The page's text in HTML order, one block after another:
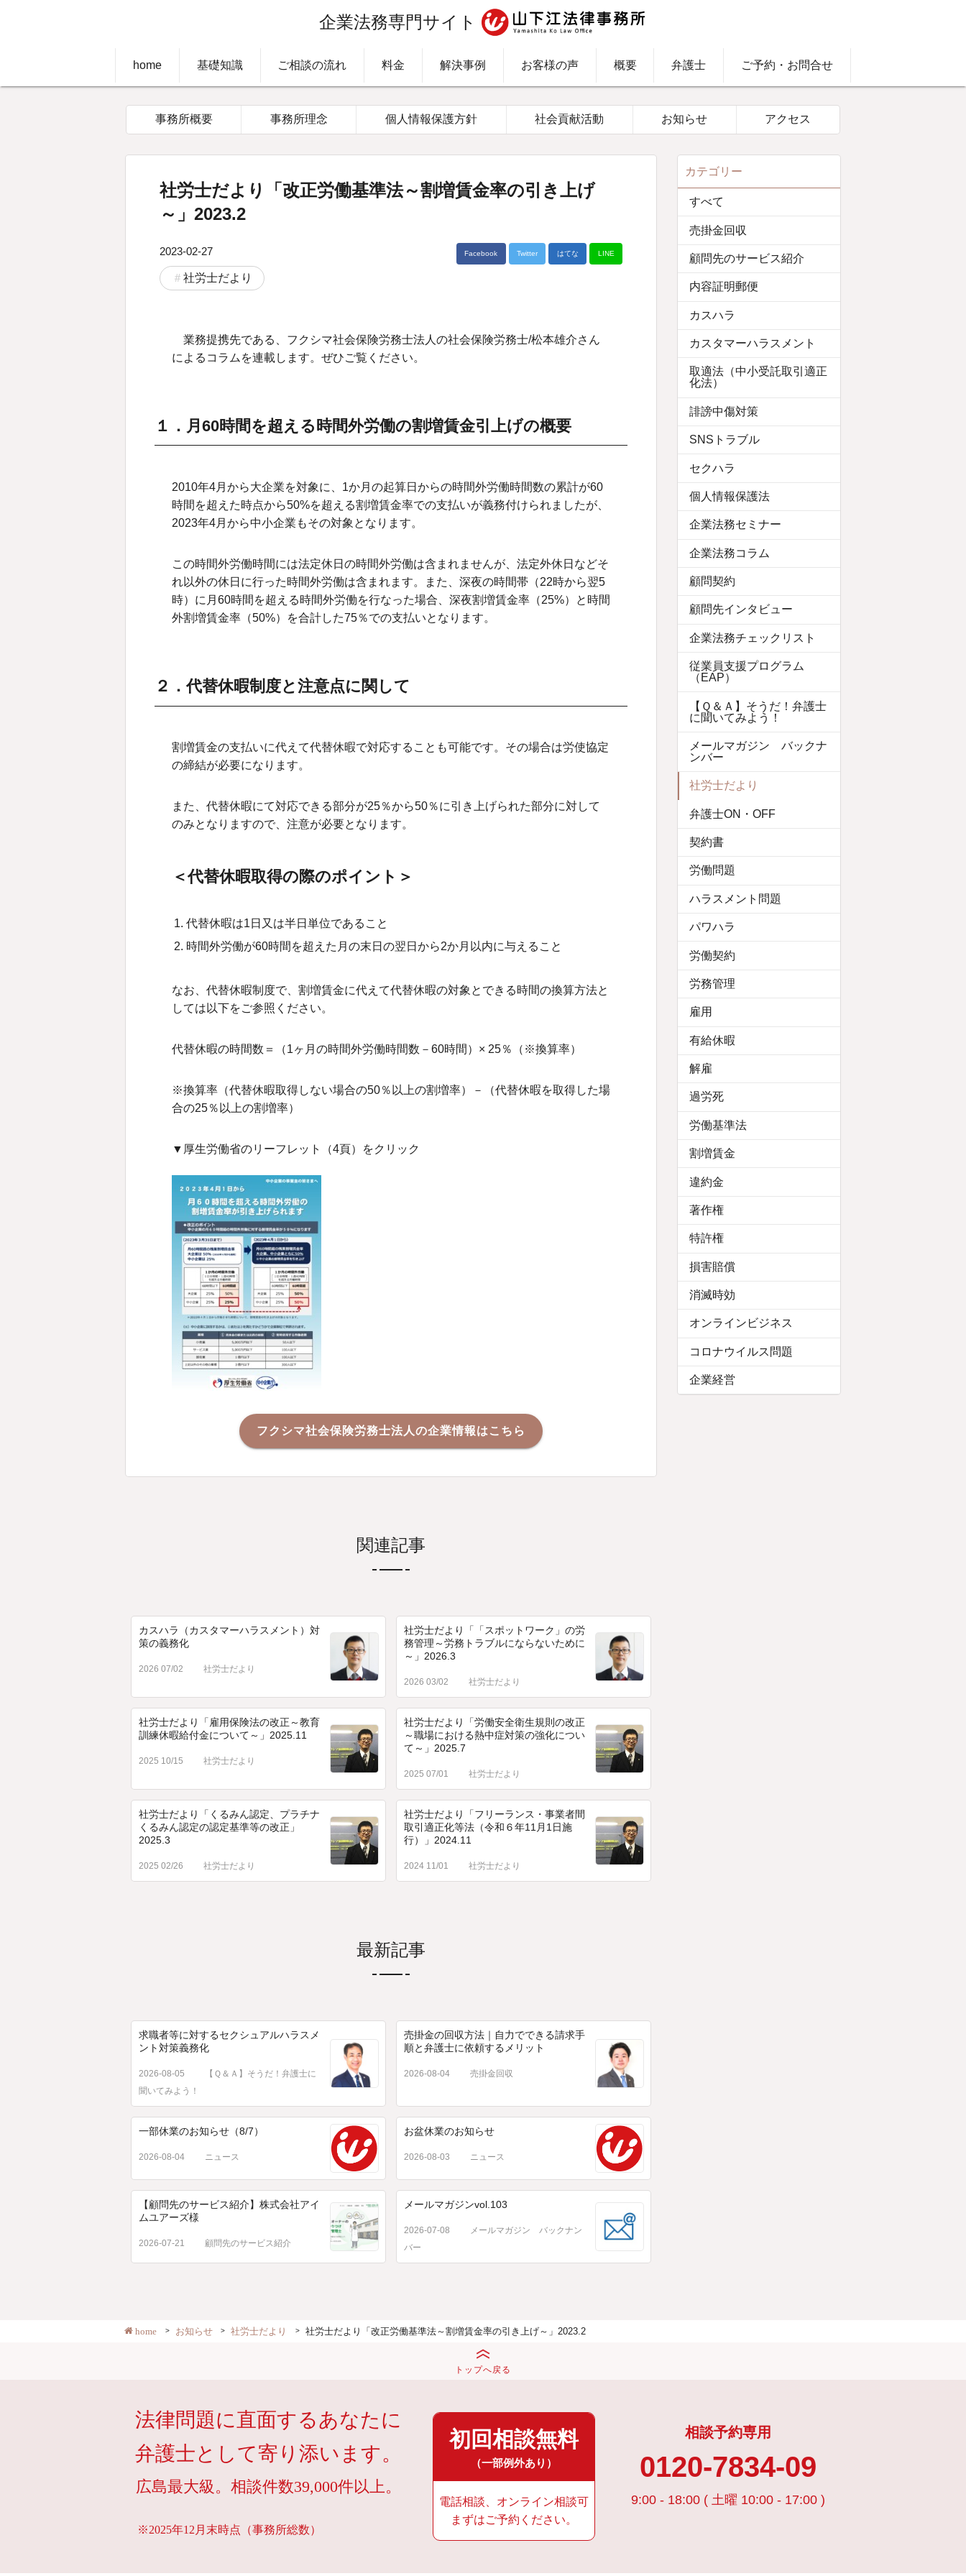
企業法務専門サイト
home 基礎知識 ご相談の流れ 料金 解決事例 お客様の声 概要 弁護士 ご予約・お問合せ
社労士だより「改正労働基準法～割増賃金率の引き上げ
～」2023.2
2023-02-27
社労士だより
Facebook Twitter はてな LINE
業務提携先である、フクシマ社会保険労務士法人の社会保険労務士/松本雄介さん
によるコラムを連載します。ぜひご覧ください。
１．月60時間を超える時間外労働の割増賃金引上げの概要
2010年4月から大企業を対象に、1か月の起算日からの時間外労働時間数の累計が60
時間を超えた時点から50%を超える割増賃金率での支払いが義務付けられましたが、
2023年4月から中小企業もその対象となります。
この時間外労働時間には法定休日の時間外労働は含まれませんが、法定外休日などそ
れ以外の休日に行った時間外労働は含まれます。また、深夜の時間帯（22時から翌5
時）に月60時間を超える時間外労働を行なった場合、深夜割増賃金率（25%）と時間
外割増賃金率（50%）を合計した75％での支払いとなります。
２．代替休暇制度と注意点に関して
割増賃金の支払いに代えて代替休暇で対応することも可能です。その場合は労使協定
の締結が必要になります。
また、代替休暇にて対応できる部分が25％から50％に引き上げられた部分に対して
のみとなりますので、注意が必要となります。
＜代替休暇取得の際のポイント＞
代替休暇は1日又は半日単位であること
時間外労働が60時間を超えた月の末日の翌日から2か月以内に与えること
なお、代替休暇制度で、割増賃金に代えて代替休暇の対象とできる時間の換算方法と
しては以下をご参照ください。
代替休暇の時間数＝（1ヶ月の時間外労働時間数－60時間）× 25％（※換算率）
※換算率（代替休暇取得しない場合の50％以上の割増率）－（代替休暇を取得した場
合の25％以上の割増率）
▼厚生労働省のリーフレット（4頁）をクリック
フクシマ社会保険労務士法人の企業情報はこちら
関連記事
カスハラ（カスタマーハラスメント）対
策の義務化
2026 07/02 社労士だより
社労士だより「「スポットワーク」の労
務管理～労務トラブルにならないために
～」2026.3
2026 03/02 社労士だより
社労士だより「雇用保険法の改正～教育
訓練休暇給付金について～」2025.11
2025 10/15 社労士だより
社労士だより「労働安全衛生規則の改正
～職場における熱中症対策の強化につい
て～」2025.7
2025 07/01 社労士だより
社労士だより「くるみん認定、プラチナ
くるみん認定の認定基準等の改正」
2025.3
2025 02/26 社労士だより
社労士だより「フリーランス・事業者間
取引適正化等法（令和６年11月1日施
行）」2024.11
2024 11/01 社労士だより
最新記事
求職者等に対するセクシュアルハラスメ
ント対策義務化
2026-08-05
【Ｑ＆Ａ】そうだ！弁護士に
聞いてみよう！
売掛金の回収方法｜自力でできる請求手
順と弁護士に依頼するメリット
2026-08-04 売掛金回収
一部休業のお知らせ（8/7）
2026-08-04 ニュース
お盆休業のお知らせ
2026-08-03 ニュース
【顧問先のサービス紹介】株式会社アイ
ムユアーズ様
2026-07-21 顧問先のサービス紹介
メールマガジンvol.103
2026-07-08
メールマガジン バックナン
バー
事務所概要 事務所理念 個人情報保護方針 社会貢献活動 お知らせ アクセス
カテゴリー
すべて
売掛金回収
顧問先のサービス紹介
内容証明郵便
カスハラ
カスタマーハラスメント
取適法（中小受託取引適正
化法）
誹謗中傷対策
SNSトラブル
セクハラ
個人情報保護法
企業法務セミナー
企業法務コラム
顧問契約
顧問先インタビュー
企業法務チェックリスト
従業員支援プログラム
（EAP）
【Ｑ＆Ａ】そうだ！弁護士
に聞いてみよう！
メールマガジン バックナ
ンバー
社労士だより
弁護士ON・OFF
契約書
労働問題
ハラスメント問題
パワハラ
労働契約
労務管理
雇用
有給休暇
解雇
過労死
労働基準法
割増賃金
違約金
著作権
特許権
損害賠償
消滅時効
オンラインビジネス
コロナウイルス問題
企業経営
home お知らせ 社労士だより 社労士だより「改正労働基準法～割増賃金率の引き上げ～」2023.2
トップへ戻る
法律問題に直面するあなたに
弁護士として寄り添います。
広島最大級。相談件数39,000件以上。
※2025年12月末時点（事務所総数）
初回相談無料
（一部例外あり）
電話相談、オンライン相談可
まずはご予約ください。
相談予約専用
0120-7834-09
9:00 - 18:00 ( 土曜 10:00 - 17:00 )